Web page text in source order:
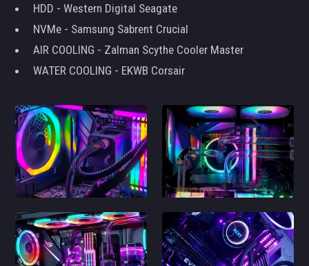
HDD - Western Digital Seagate
NVMe - Samsung Sabrent Crucial
AIR COOLING - Zalman Scythe Cooler Master
WATER COOLING - EKWB Corsair